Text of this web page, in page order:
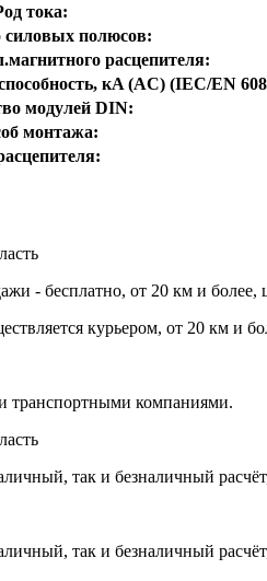
тока:
силовых полюсов:
расцепителя:
кA (AC) (IEC/EN
модулей DIN:
монтажа:
- бесплатно, от 20 км и более,
курьером, от 20 км и
транспортными компаниями.
так и безналичный
так и безналичный